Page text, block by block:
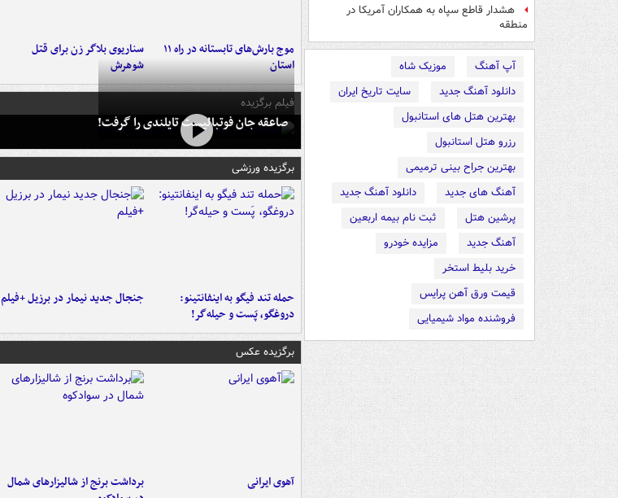
هشدار قاطع سپاه به همکاران آمریکا در
منطقه
آپ آهنگ
موزیک شاه
دانلود آهنگ جدید
سایت تاریخ ایران
بهترین هتل های استانبول
رزرو هتل استانبول
بهترین جراح بینی ترمیمی
آهنگ های جدید
دانلود آهنگ جدید
پرشین هتل
ثبت نام بیمه اربعین
آهنگ جدید
مزایده خودرو
خرید بلیط استخر
قیمت ورق آهن پرایس
فروشنده مواد شیمیایی
موج بارش‌های تابستانه در راه ۱۱
استان
سناریوی بلاگر زن برای قتل
شوهرش
فیلم برگزیده
صاعقه جان فوتبالیست تایلندی را گرفت!
برگزیده ورزشی
حمله تند فیگو به اینفانتینو:
دروغگو، پَست‌ و حیله‌گر!
جنجال جدید نیمار در برزیل +فیلم
برگزیده عکس
آهوی ایرانی
برداشت برنج از شالیزارهای شمال